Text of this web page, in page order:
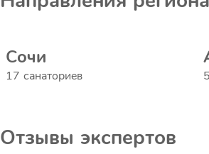
Сочи
17 санаториев
Отзывы экспертов